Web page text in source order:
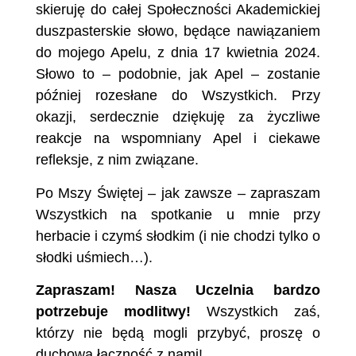
skieruję do całej Społeczności Akademickiej
duszpasterskie słowo, będące nawiązaniem
do mojego Apelu, z dnia 17 kwietnia 2024.
Słowo to – podobnie, jak Apel – zostanie
później rozesłane do Wszystkich. Przy
okazji, serdecznie dziękuję za życzliwe
reakcje na wspomniany Apel i ciekawe
refleksje, z nim związane.
Po Mszy Świętej – jak zawsze – zapraszam
Wszystkich na spotkanie u mnie przy
herbacie i czymś słodkim (i nie chodzi tylko o
słodki uśmiech…).
Zapraszam! Nasza Uczelnia bardzo
potrzebuje modlitwy!Wszystkich zaś,
którzy nie będą mogli przybyć, proszę o